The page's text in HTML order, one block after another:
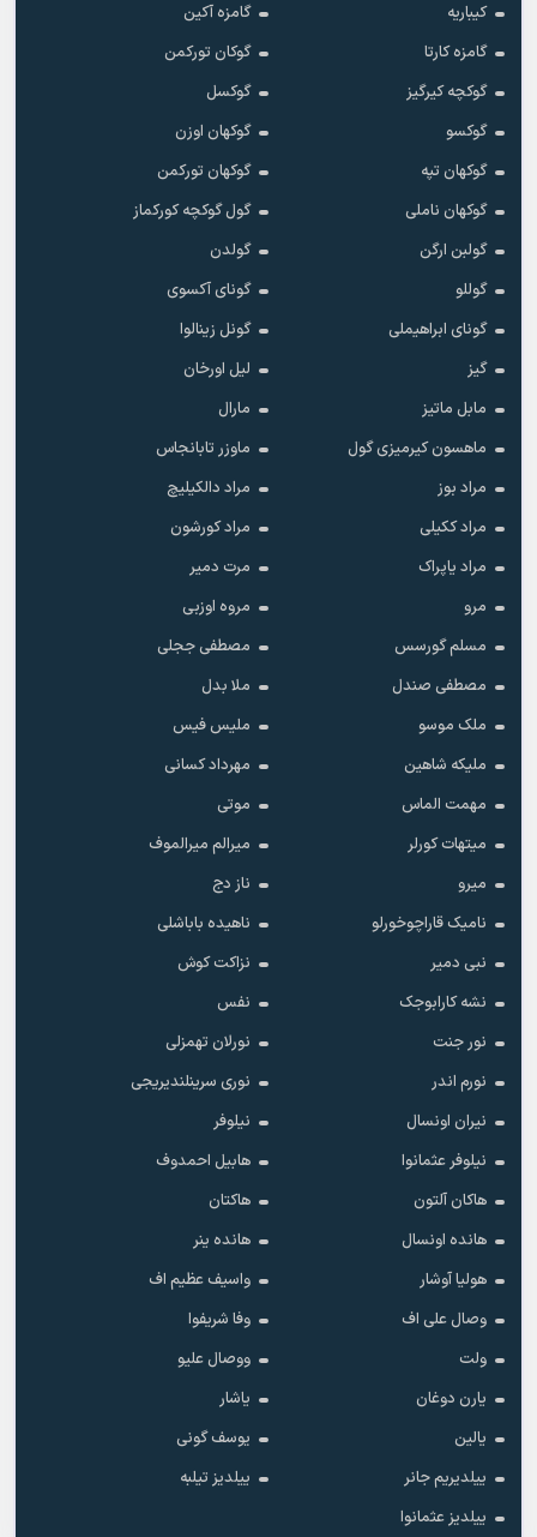
کیباریه
گامزه آکین
گامزه کارتا
گوکان تورکمن
گوکچه کیرگیز
گوکسل
گوکسو
گوکهان اوزن
گوکهان تپه
گوکهان تورکمن
گوکهان ناملی
گول گوکچه کورکماز
گولبن ارگن
گولدن
گوللو
گونای آکسوی
گونای ابراهیملی
گونل زینالوا
گیز
لیل اورخان
مابل ماتیز
مارال
ماهسون کیرمیزی گول
ماوزر تابانجاس
مراد بوز
مراد دالکیلیچ
مراد ککیلی
مراد کورشون
مراد یاپراک
مرت دمیر
مرو
مروه اوزبی
مسلم گورسس
مصطفی ججلی
مصطفی صندل
ملا بدل
ملک موسو
ملیس فیس
ملیکه شاهین
مهرداد کسانی
مهمت الماس
موتی
میتهات کورلر
میرالم میرالموف
میرو
ناز دج
نامیک قاراچوخورلو
ناهیده باباشلی
نبی دمیر
نزاکت کوش
نشه کارابوجک
نفس
نور جنت
نورلان تهمزلی
نورم اندر
نوری سرینلندیریجی
نیران اونسال
نیلوفر
نیلوفر عثمانوا
هابیل احمدوف
هاکان آلتون
هاکتان
هانده اونسال
هانده ینر
هولیا آوشار
واسیف عظیم اف
وصال علی اف
وفا شریفوا
ولت
ووصال علیو
یارن دوغان
یاشار
یالین
یوسف گونی
ییلدیریم جانر
ییلدیز تیلبه
ییلدیز عثمانوا